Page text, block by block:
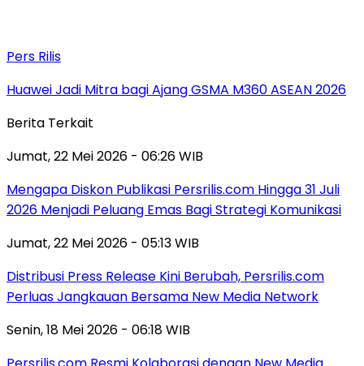
Pers Rilis
Huawei Jadi Mitra bagi Ajang GSMA M360 ASEAN 2026
Berita Terkait
Jumat, 22 Mei 2026 - 06:26 WIB
Mengapa Diskon Publikasi Persrilis.com Hingga 31 Juli
2026 Menjadi Peluang Emas Bagi Strategi Komunikasi
Jumat, 22 Mei 2026 - 05:13 WIB
Distribusi Press Release Kini Berubah, Persrilis.com
Perluas Jangkauan Bersama New Media Network
Senin, 18 Mei 2026 - 06:18 WIB